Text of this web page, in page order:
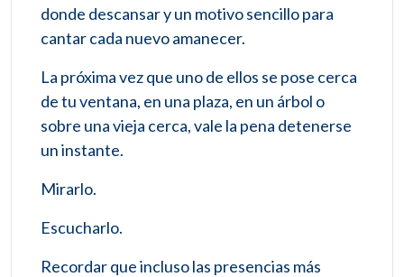
donde descansar y un motivo sencillo para
cantar cada nuevo amanecer.
La próxima vez que uno de ellos se pose cerca
de tu ventana, en una plaza, en un árbol o
sobre una vieja cerca, vale la pena detenerse
un instante.
Mirarlo.
Escucharlo.
Recordar que incluso las presencias más